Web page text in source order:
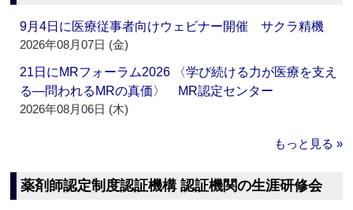
9月4日に医療従事者向けウェビナー開催 サクラ精機
2026年08月07日 (金)
21日にMRフォーラム2026 〈学び続ける力が医療を支え
る―問われるMRの真価〉 MR認定センター
2026年08月06日 (木)
もっと見る »
薬剤師認定制度認証機構 認証機関の生涯研修会